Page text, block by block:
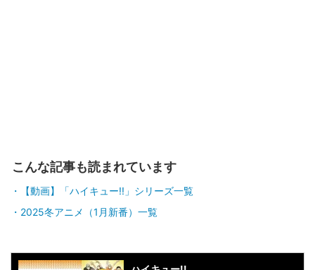
こんな記事も読まれています
【動画】「ハイキュー!!」シリーズ一覧
2025冬アニメ（1月新番）一覧